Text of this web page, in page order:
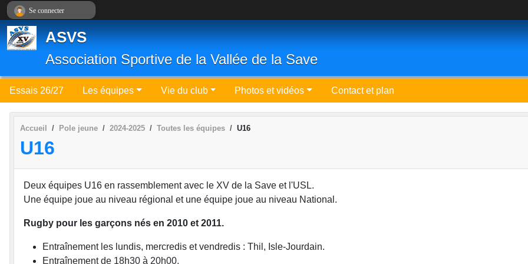
ASVS
Association Sportive de la Vallée de la Save
Essais 26/27 Les équipes Vie du club Photos et vidéos Contact et plan
Accueil Pole jeune 2024-2025 Toutes les équipes U16
U16
Deux équipes U16 en rassemblement avec le XV de la Save et l'USL.
Une équipe joue au niveau régional et une équipe joue au niveau National.
Rugby pour les garçons nés en 2010 et 2011.
Entraînement les lundis, mercredis et vendredis : Thil, Isle-Jourdain.
Entraînement de 18h30 à 20h00.
Se connecter
Panneau de gestion des cookies